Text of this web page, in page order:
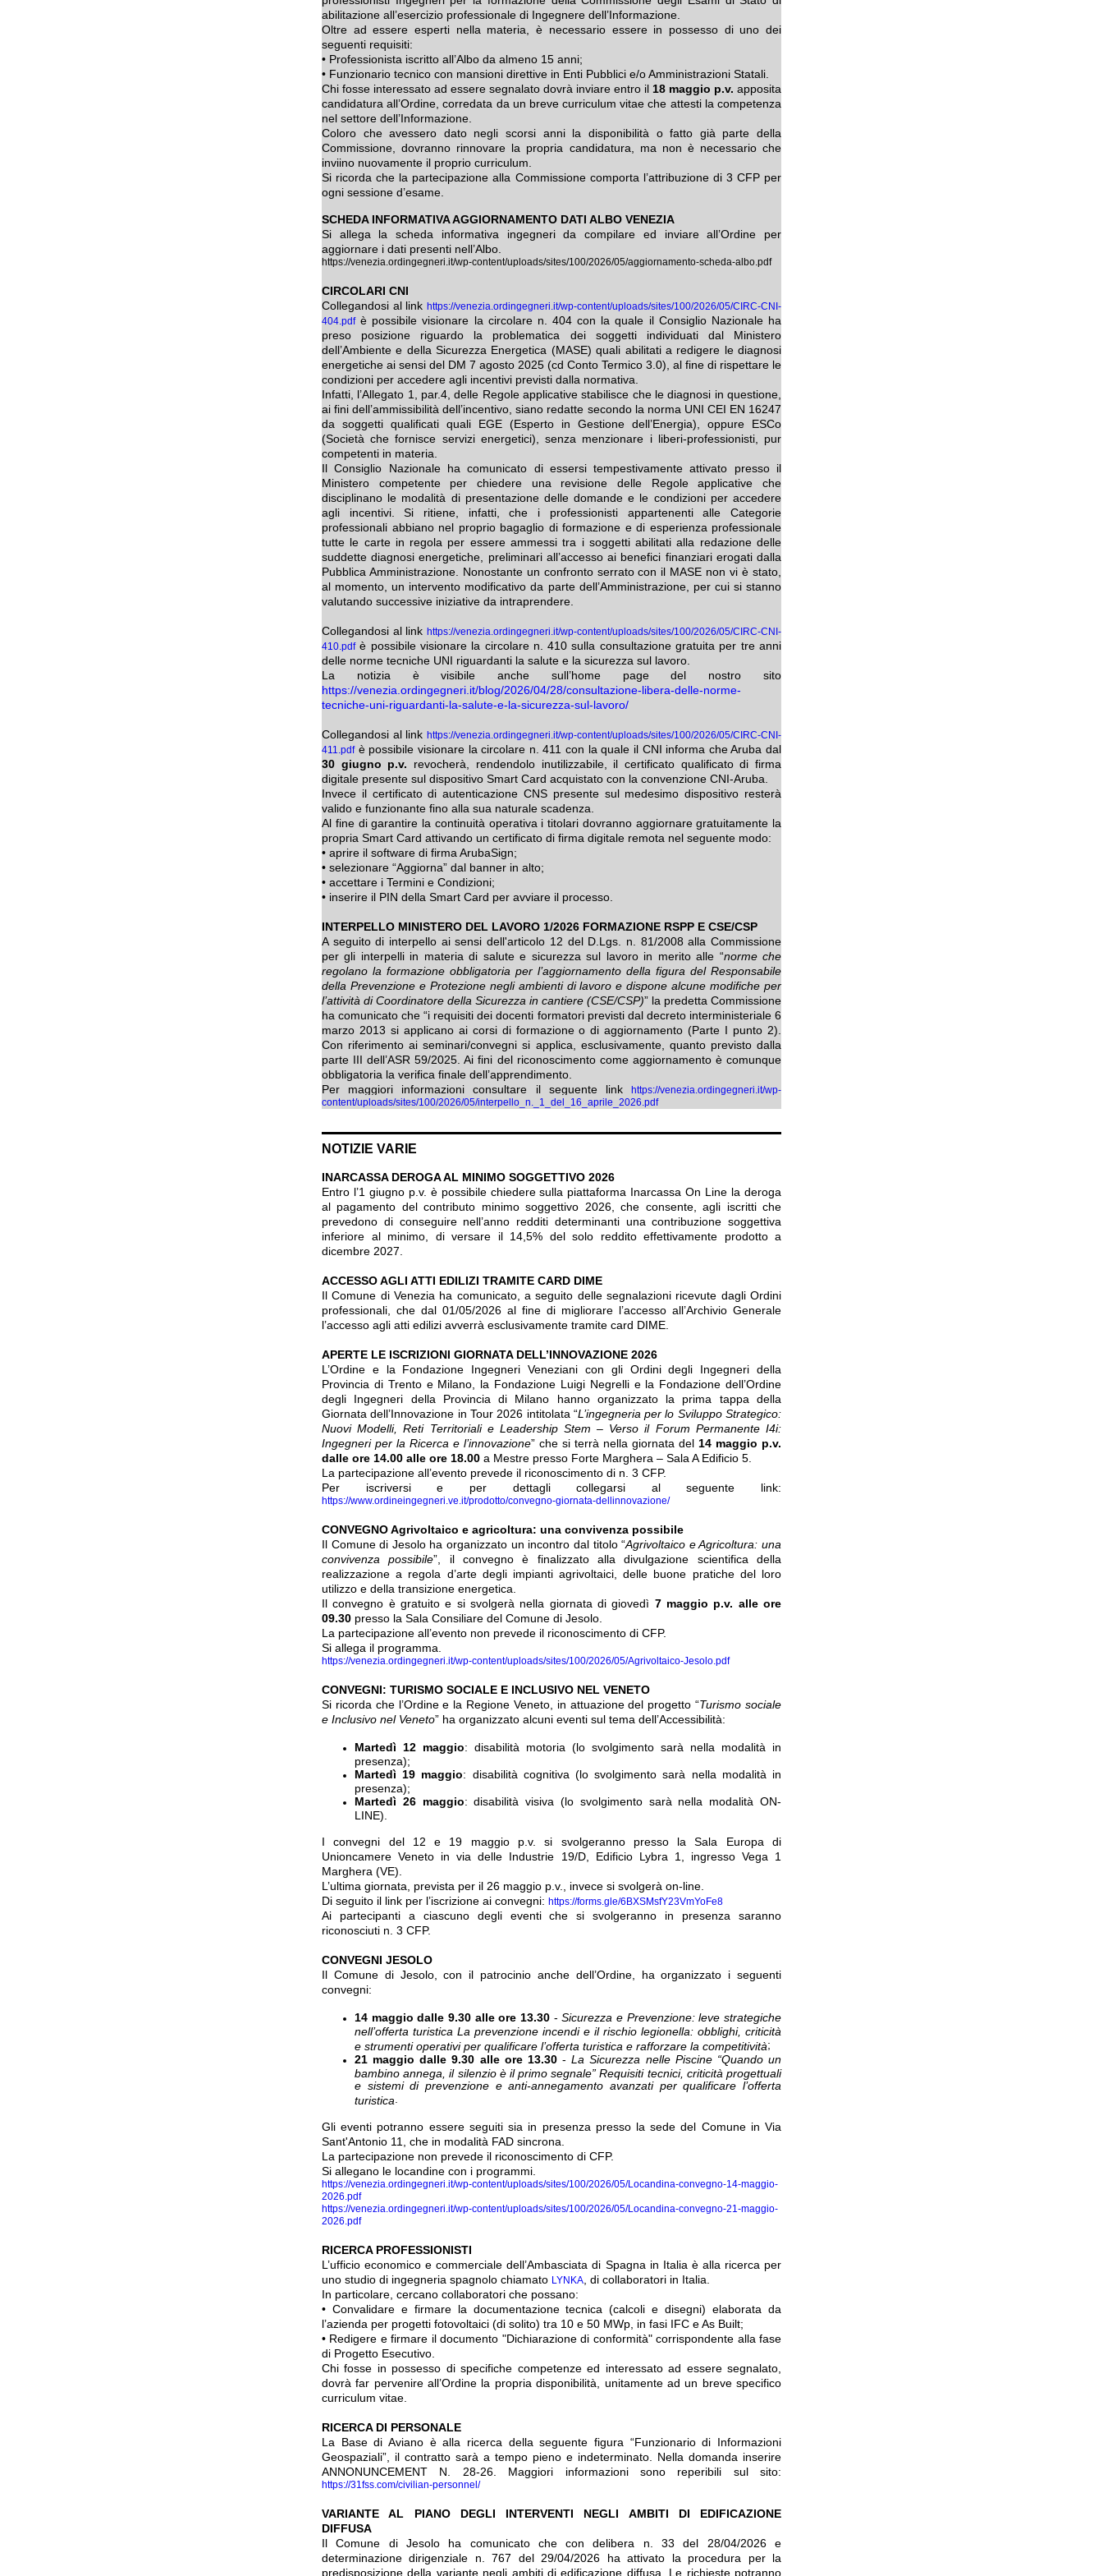
abilitazione all’esercizio professionale di Ingegnere dell’Informazione.
Oltre ad essere esperti nella materia, è necessario essere in possesso di uno dei
seguenti requisiti:
• Professionista iscritto all’Albo da almeno 15 anni;
• Funzionario tecnico con mansioni direttive in Enti Pubblici e/o Amministrazioni Statali.
Chi fosse interessato ad essere segnalato dovrà inviare entro il 18 maggio p.v. apposita
candidatura all’Ordine, corredata da un breve curriculum vitae che attesti la competenza
nel settore dell’Informazione.
Coloro che avessero dato negli scorsi anni la disponibilità o fatto già parte della
Commissione, dovranno rinnovare la propria candidatura, ma non è necessario che
inviino nuovamente il proprio curriculum.
Si ricorda che la partecipazione alla Commissione comporta l’attribuzione di 3 CFP per
ogni sessione d’esame.
SCHEDA INFORMATIVA AGGIORNAMENTO DATI ALBO VENEZIA
Si allega la scheda informativa ingegneri da compilare ed inviare all’Ordine per
aggiornare i dati presenti nell’Albo.
https://venezia.ordingegneri.it/wp-content/uploads/sites/100/2026/05/aggiornamento-scheda-albo.pdf
CIRCOLARI CNI
Collegandosi al link https://venezia.ordingegneri.it/wp-content/uploads/sites/100/2026/05/CIRC-CNI-
404.pdfè possibile visionare la circolare n. 404 con la quale il Consiglio Nazionale ha
preso posizione riguardo la problematica dei soggetti individuati dal Ministero
dell’Ambiente e della Sicurezza Energetica (MASE) quali abilitati a redigere le diagnosi
energetiche ai sensi del DM 7 agosto 2025 (cd Conto Termico 3.0), al fine di rispettare le
condizioni per accedere agli incentivi previsti dalla normativa.
Infatti, l’Allegato 1, par.4, delle Regole applicative stabilisce che le diagnosi in questione,
ai fini dell’ammissibilità dell’incentivo, siano redatte secondo la norma UNI CEI EN 16247
da soggetti qualificati quali EGE (Esperto in Gestione dell’Energia), oppure ESCo
(Società che fornisce servizi energetici), senza menzionare i liberi-professionisti, pur
competenti in materia.
Il Consiglio Nazionale ha comunicato di essersi tempestivamente attivato presso il
Ministero competente per chiedere una revisione delle Regole applicative che
disciplinano le modalità di presentazione delle domande e le condizioni per accedere
agli incentivi. Si ritiene, infatti, che i professionisti appartenenti alle Categorie
professionali abbiano nel proprio bagaglio di formazione e di esperienza professionale
tutte le carte in regola per essere ammessi tra i soggetti abilitati alla redazione delle
suddette diagnosi energetiche, preliminari all’accesso ai benefici finanziari erogati dalla
Pubblica Amministrazione. Nonostante un confronto serrato con il MASE non vi è stato,
al momento, un intervento modificativo da parte dell’Amministrazione, per cui si stanno
valutando successive iniziative da intraprendere.
Collegandosi al link https://venezia.ordingegneri.it/wp-content/uploads/sites/100/2026/05/CIRC-CNI-
410.pdfè possibile visionare la circolare n. 410 sulla consultazione gratuita per tre anni
delle norme tecniche UNI riguardanti la salute e la sicurezza sul lavoro.
La notizia è visibile anche sull’home page del nostro sito
https://venezia.ordingegneri.it/blog/2026/04/28/consultazione-libera-delle-norme-
tecniche-uni-riguardanti-la-salute-e-la-sicurezza-sul-lavoro/
Collegandosi al link https://venezia.ordingegneri.it/wp-content/uploads/sites/100/2026/05/CIRC-CNI-
411.pdfè possibile visionare la circolare n. 411 con la quale il CNI informa che Aruba dal
30 giugno p.v. revocherà, rendendolo inutilizzabile, il certificato qualificato di firma
digitale presente sul dispositivo Smart Card acquistato con la convenzione CNI-Aruba.
Invece il certificato di autenticazione CNS presente sul medesimo dispositivo resterà
valido e funzionante fino alla sua naturale scadenza.
Al fine di garantire la continuità operativa i titolari dovranno aggiornare gratuitamente la
propria Smart Card attivando un certificato di firma digitale remota nel seguente modo:
• aprire il software di firma ArubaSign;
• selezionare “Aggiorna” dal banner in alto;
• accettare i Termini e Condizioni;
• inserire il PIN della Smart Card per avviare il processo.
INTERPELLO MINISTERO DEL LAVORO 1/2026 FORMAZIONE RSPP E CSE/CSP
A seguito di interpello ai sensi dell'articolo 12 del D.Lgs. n. 81/2008 alla Commissione
per gli interpelli in materia di salute e sicurezza sul lavoro in merito alle “norme che
regolano la formazione obbligatoria per l’aggiornamento della figura del Responsabile
della Prevenzione e Protezione negli ambienti di lavoro e dispone alcune modifiche per
l’attività di Coordinatore della Sicurezza in cantiere (CSE/CSP)” la predetta Commissione
ha comunicato che “i requisiti dei docenti formatori previsti dal decreto interministeriale 6
marzo 2013 si applicano ai corsi di formazione o di aggiornamento (Parte I punto 2).
Con riferimento ai seminari/convegni si applica, esclusivamente, quanto previsto dalla
parte III dell’ASR 59/2025. Ai fini del riconoscimento come aggiornamento è comunque
obbligatoria la verifica finale dell’apprendimento.
Per maggiori informazioni consultare il seguente link https://venezia.ordingegneri.it/wp-
content/uploads/sites/100/2026/05/interpello_n._1_del_16_aprile_2026.pdf
NOTIZIE VARIE
INARCASSA DEROGA AL MINIMO SOGGETTIVO 2026
Entro l’1 giugno p.v. è possibile chiedere sulla piattaforma Inarcassa On Line la deroga
al pagamento del contributo minimo soggettivo 2026, che consente, agli iscritti che
prevedono di conseguire nell’anno redditi determinanti una contribuzione soggettiva
inferiore al minimo, di versare il 14,5% del solo reddito effettivamente prodotto a
dicembre 2027.
ACCESSO AGLI ATTI EDILIZI TRAMITE CARD DIME
Il Comune di Venezia ha comunicato, a seguito delle segnalazioni ricevute dagli Ordini
professionali, che dal 01/05/2026 al fine di migliorare l’accesso all’Archivio Generale
l’accesso agli atti edilizi avverrà esclusivamente tramite card DIME.
APERTE LE ISCRIZIONI GIORNATA DELL’INNOVAZIONE 2026
L’Ordine e la Fondazione Ingegneri Veneziani con gli Ordini degli Ingegneri della
Provincia di Trento e Milano, la Fondazione Luigi Negrelli e la Fondazione dell’Ordine
degli Ingegneri della Provincia di Milano hanno organizzato la prima tappa della
Giornata dell’Innovazione in Tour 2026 intitolata “L’ingegneria per lo Sviluppo Strategico:
Nuovi Modelli, Reti Territoriali e Leadership Stem – Verso il Forum Permanente I4i:
Ingegneri per la Ricerca e l’innovazione” che si terrà nella giornata del 14 maggio p.v.
dalle ore 14.00 alle ore 18.00 a Mestre presso Forte Marghera – Sala A Edificio 5.
La partecipazione all’evento prevede il riconoscimento di n. 3 CFP.
Per iscriversi e per dettagli collegarsi al seguente link:
https://www.ordineingegneri.ve.it/prodotto/convegno-giornata-dellinnovazione/
CONVEGNO Agrivoltaico e agricoltura: una convivenza possibile
Il Comune di Jesolo ha organizzato un incontro dal titolo “Agrivoltaico e Agricoltura: una
convivenza possibile”, il convegno è finalizzato alla divulgazione scientifica della
realizzazione a regola d’arte degli impianti agrivoltaici, delle buone pratiche del loro
utilizzo e della transizione energetica.
Il convegno è gratuito e si svolgerà nella giornata di giovedì 7 maggio p.v. alle ore
09.30 presso la Sala Consiliare del Comune di Jesolo.
La partecipazione all’evento non prevede il riconoscimento di CFP.
Si allega il programma.
https://venezia.ordingegneri.it/wp-content/uploads/sites/100/2026/05/Agrivoltaico-Jesolo.pdf
CONVEGNI: TURISMO SOCIALE E INCLUSIVO NEL VENETO
Si ricorda che l’Ordine e la Regione Veneto, in attuazione del progetto “Turismo sociale
e Inclusivo nel Veneto” ha organizzato alcuni eventi sul tema dell’Accessibilità:
Martedì 12 maggio: disabilità motoria (lo svolgimento sarà nella modalità in
presenza);
Martedì 19 maggio: disabilità cognitiva (lo svolgimento sarà nella modalità in
presenza);
Martedì 26 maggio: disabilità visiva (lo svolgimento sarà nella modalità ON-
LINE).
I convegni del 12 e 19 maggio p.v. si svolgeranno presso la Sala Europa di
Unioncamere Veneto in via delle Industrie 19/D, Edificio Lybra 1, ingresso Vega 1
Marghera (VE).
L’ultima giornata, prevista per il 26 maggio p.v., invece si svolgerà on-line.
Di seguito il link per l’iscrizione ai convegni: https://forms.gle/6BXSMsfY23VmYoFe8
Ai partecipanti a ciascuno degli eventi che si svolgeranno in presenza saranno
riconosciuti n. 3 CFP.
CONVEGNI JESOLO
Il Comune di Jesolo, con il patrocinio anche dell’Ordine, ha organizzato i seguenti
convegni:
14 maggio dalle 9.30 alle ore 13.30 -Sicurezza e Prevenzione: leve strategiche
nell’offerta turistica La prevenzione incendi e il rischio legionella: obblighi, criticità
e strumenti operativi per qualificare l’offerta turistica e rafforzare la competitività;
21 maggio dalle 9.30 alle ore 13.30-La Sicurezza nelle Piscine “Quando un
bambino annega, il silenzio è il primo segnale” Requisiti tecnici, criticità progettuali
e sistemi di prevenzione e anti-annegamento avanzati per qualificare l’offerta
turistica
Gli eventi potranno essere seguiti sia in presenza presso la sede del Comune in Via
Sant'Antonio 11, che in modalità FAD sincrona.
La partecipazione non prevede il riconoscimento di CFP.
Si allegano le locandine con i programmi.
https://venezia.ordingegneri.it/wp-content/uploads/sites/100/2026/05/Locandina-convegno-14-maggio-
2026.pdf
https://venezia.ordingegneri.it/wp-content/uploads/sites/100/2026/05/Locandina-convegno-21-maggio-
2026.pdf
RICERCA PROFESSIONISTI
L’ufficio economico e commerciale dell’Ambasciata di Spagna in Italia è alla ricerca per
uno studio di ingegneria spagnolo chiamato LYNKA , di collaboratori in Italia.
In particolare, cercano collaboratori che possano:
• Convalidare e firmare la documentazione tecnica (calcoli e disegni) elaborata da
l’azienda per progetti fotovoltaici (di solito) tra 10 e 50 MWp, in fasi IFC e As Built;
• Redigere e firmare il documento "Dichiarazione di conformità" corrispondente alla fase
di Progetto Esecutivo.
Chi fosse in possesso di specifiche competenze ed interessato ad essere segnalato,
dovrà far pervenire all’Ordine la propria disponibilità, unitamente ad un breve specifico
curriculum vitae.
RICERCA DI PERSONALE
La Base di Aviano è alla ricerca della seguente figura “Funzionario di Informazioni
Geospaziali”, il contratto sarà a tempo pieno e indeterminato. Nella domanda inserire
ANNONUNCEMENT N. 28-26. Maggiori informazioni sono reperibili sul sito:
https://31fss.com/civilian-personnel/
VARIANTE AL PIANO DEGLI INTERVENTI NEGLI AMBITI DI EDIFICAZIONE
DIFFUSA
Il Comune di Jesolo ha comunicato che con delibera n. 33 del 28/04/2026 e
determinazione dirigenziale n. 767 del 29/04/2026 ha attivato la procedura per la
predisposizione della variante negli ambiti di edificazione diffusa. Le richieste potranno